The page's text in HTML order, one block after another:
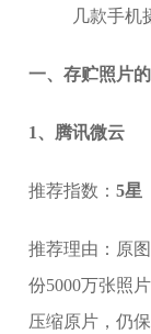
几款手机
一、存贮照片
1、腾讯微云
推荐指数：5星
推荐理由：原
份5000万张照
压缩原片，仍